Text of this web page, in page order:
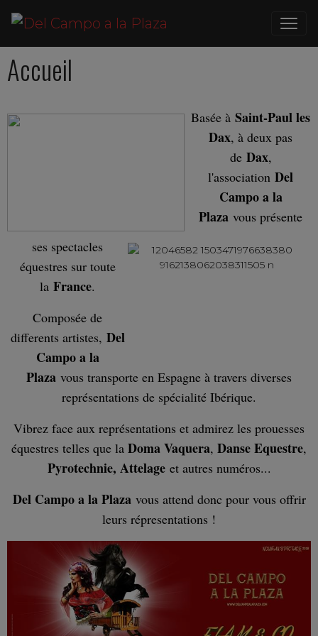
Accueil
Basée à Saint-Paul les
Dax, à deux pas
de Dax,
l'association Del
Campo a la
Plaza vous présente
ses spectacles
équestres sur toute
la France.
Composée de
differents artistes, Del
Campo a la
Plaza vous transporte en Espagne à travers diverses
représentations de spécialité Ibérique.
Vibrez face aux représentations et admirez les prouesses
équestres telles que la Doma Vaquera, Danse Equestre,
Pyrotechnie, Attelage et autres numéros...
Del Campo a la Plaza vous attend donc pour vous offrir
leurs répresentations !